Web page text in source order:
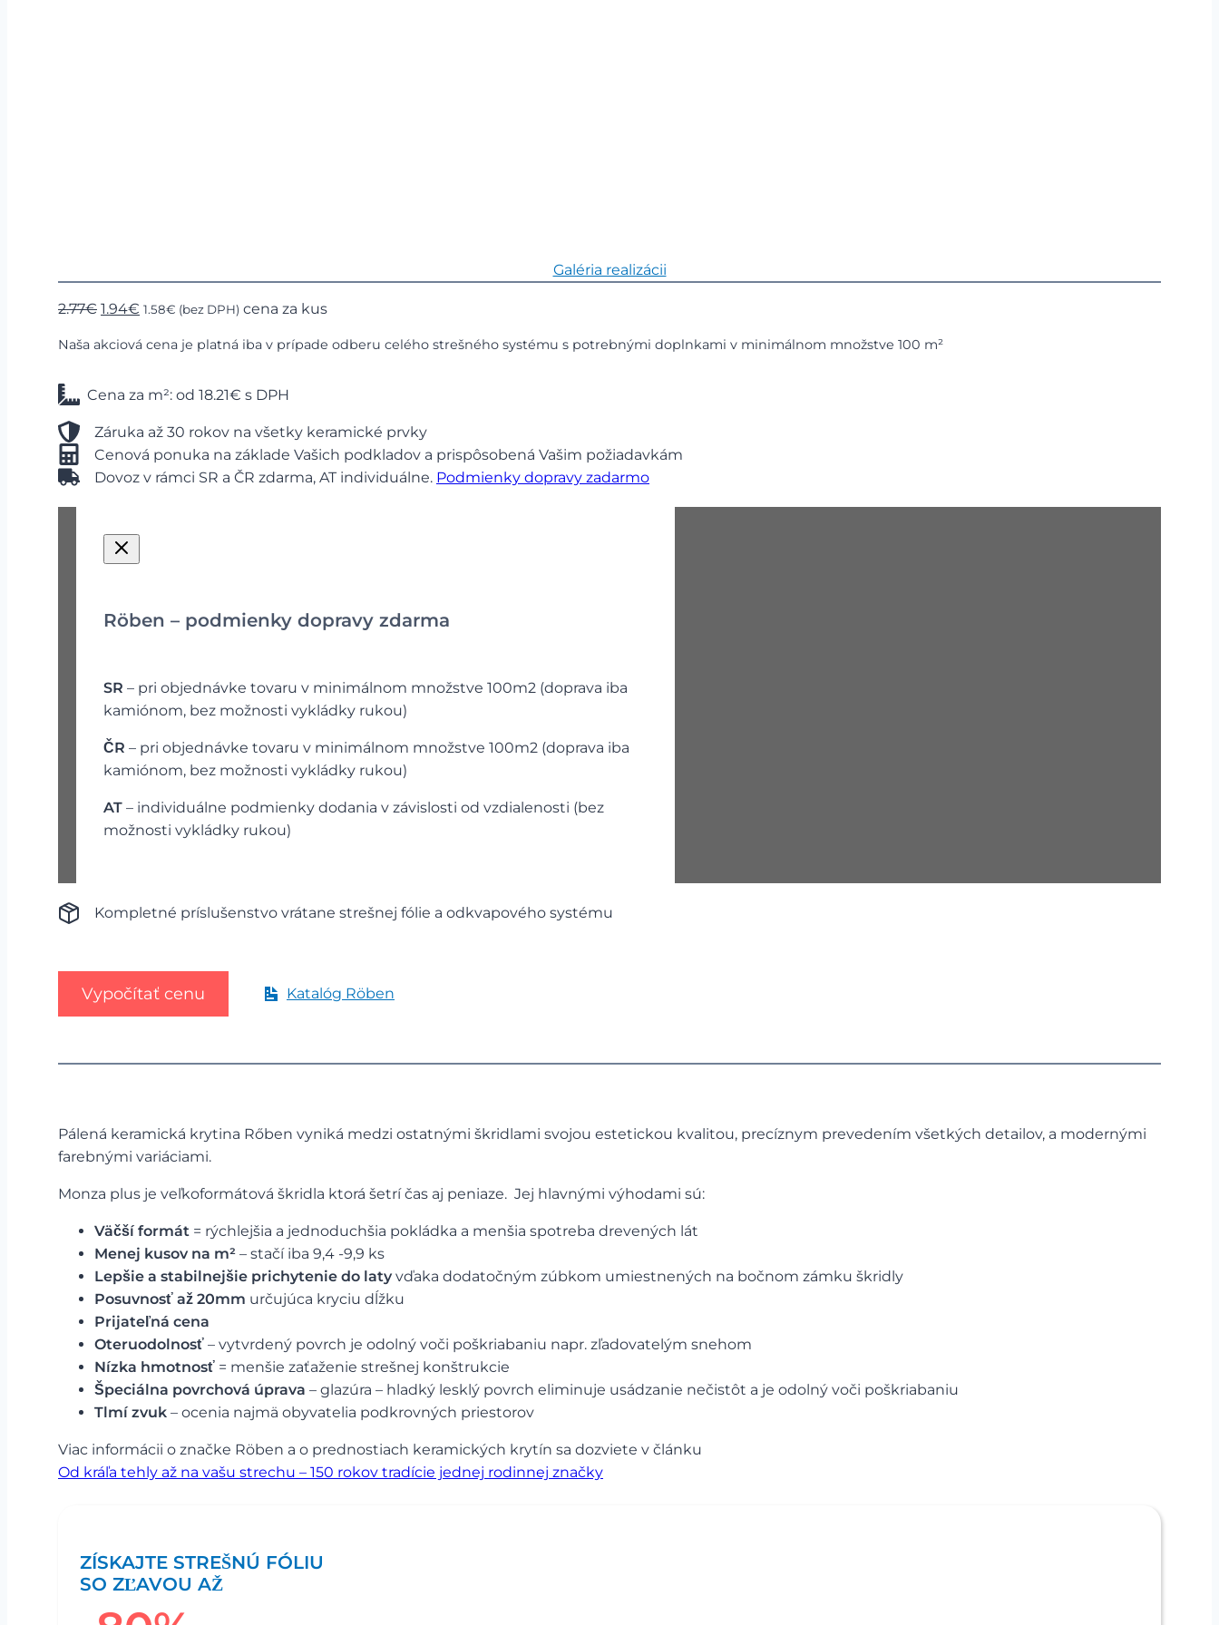
Galéria realizácii
2.77€ Pôvodná
bola:
1.94€ Aktuálna
je:
1.58€ (bez DPH) cena za kus
Naša akciová cena je platná iba v prípade odberu celého strešného systému s potrebnými doplnkami v minimálnom množstve 100 m²
Cena za m²: od 18.21€ s DPH
Záruka až 30 rokov na všetky keramické prvky
Cenová ponuka na základe Vašich podkladov a prispôsobená Vašim požiadavkám
Dovoz v rámci SR a ČR zdarma, AT individuálne. Podmienky dopravy zadarmo
Röben – podmienky dopravy zdarma
SR – pri objednávke tovaru v minimálnom množstve 100m2 (doprava iba
kamiónom, bez možnosti vykládky rukou)
ČR – pri objednávke tovaru v minimálnom množstve 100m2 (doprava iba
kamiónom, bez možnosti vykládky rukou)
AT – individuálne podmienky dodania v závislosti od vzdialenosti (bez
možnosti vykládky rukou)
Kompletné príslušenstvo vrátane strešnej fólie a odkvapového systému
Vypočítať cenu Katalóg Röben
Pálená keramická krytina Rőben vyniká medzi ostatnými škridlami svojou estetickou kvalitou, precíznym prevedením všetkých detailov, a modernými
farebnými variáciami.
Monza plus je veľkoformátová škridla ktorá šetrí čas aj peniaze. Jej hlavnými výhodami sú:
Väčší formát = rýchlejšia a jednoduchšia pokládka a menšia spotreba drevených lát
Menej kusov na m² – stačí iba 9,4 -9,9 ks
Lepšie a stabilnejšie prichytenie do laty vďaka dodatočným zúbkom umiestnených na bočnom zámku škridly
Posuvnosť až 20mm určujúca kryciu dĺžku
Prijateľná cena
Oteruodolnosť – vytvrdený povrch je odolný voči poškriabaniu napr. zľadovatelým snehom
Nízka hmotnosť = menšie zaťaženie strešnej konštrukcie
Špeciálna povrchová úprava – glazúra – hladký lesklý povrch eliminuje usádzanie nečistôt a je odolný voči poškriabaniu
Tlmí zvuk – ocenia najmä obyvatelia podkrovných priestorov
Viac informácii o značke Röben a o prednostiach keramických krytín sa dozviete v článku
Od kráľa tehly až na vašu strechu – 150 rokov tradície jednej rodinnej značky
ZÍSKAJTE STREŠNÚ FÓLIU
SO ZĽAVOU AŽ